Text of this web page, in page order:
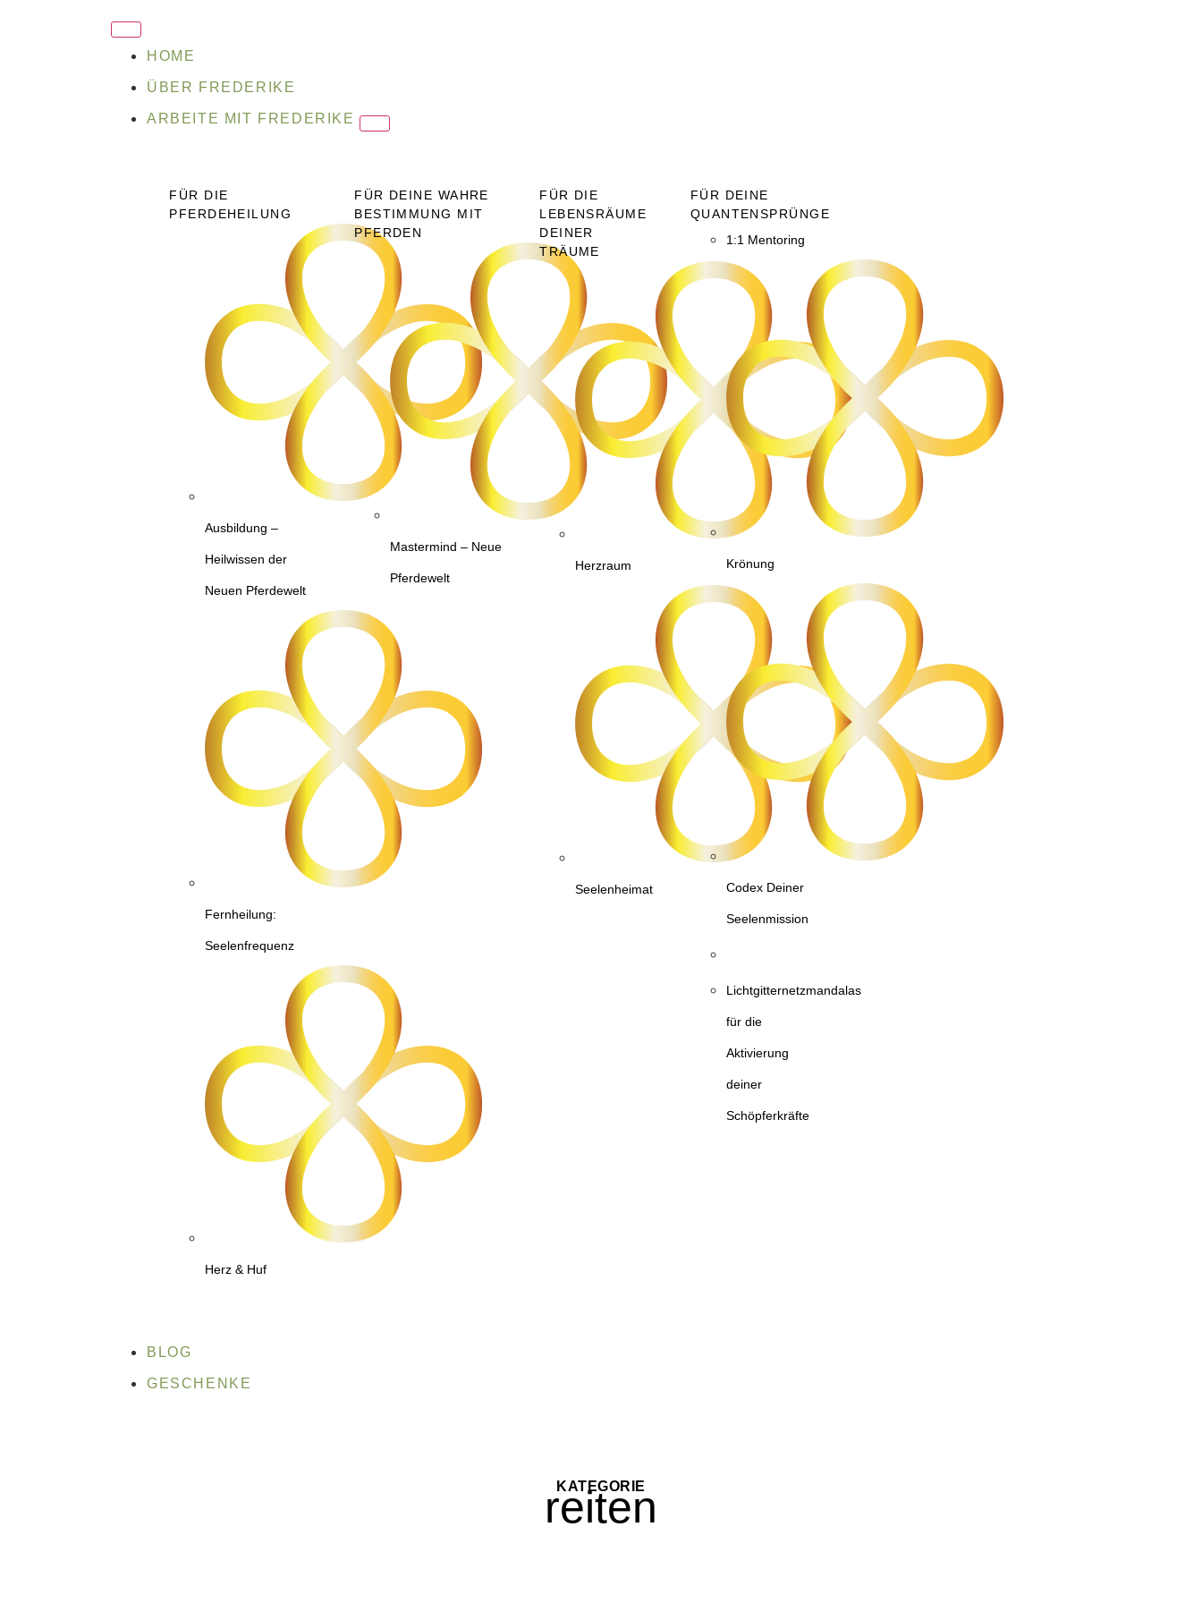
HOME
ÜBER FREDERIKE
ARBEITE MIT FREDERIKE
FÜR DIE
PFERDEHEILUNG
Ausbildung –
Heilwissen der
Neuen Pferdewelt
Fernheilung:
Seelenfrequenz
Herz & Huf
FÜR DEINE WAHRE
BESTIMMUNG MIT
PFERDEN
Mastermind – Neue
Pferdewelt
FÜR DIE
LEBENSRÄUME
DEINER
TRÄUME
Herzraum
Seelenheimat
FÜR DEINE
QUANTENSPRÜNGE
1:1 Mentoring
Krönung
Codex Deiner
Seelenmission
Lichtgitternetzmandalas
für die
Aktivierung
deiner
Schöpferkräfte
BLOG
GESCHENKE
KATEGORIE
reiten